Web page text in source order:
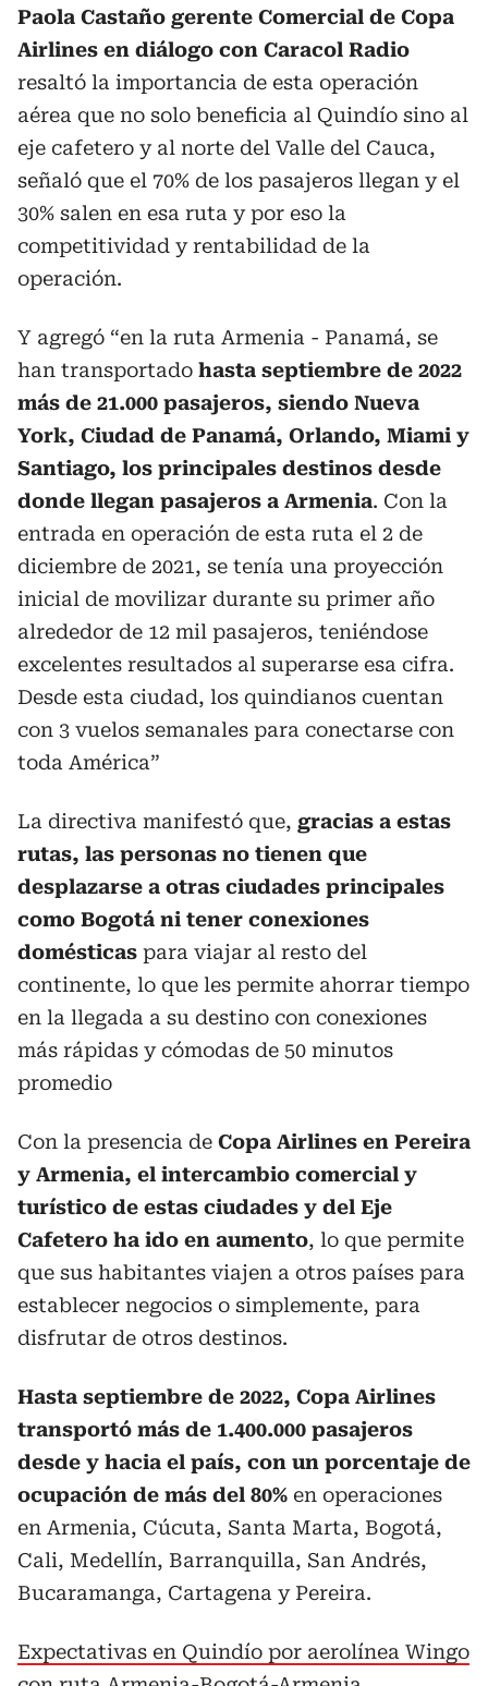
Paola Castaño gerente Comercial de Copa
Airlines en diálogo con Caracol Radio
resaltó la importancia de esta operación
aérea que no solo beneficia al Quindío sino al
eje cafetero y al norte del Valle del Cauca,
señaló que el 70% de los pasajeros llegan y el
30% salen en esa ruta y por eso la
competitividad y rentabilidad de la
operación.
Y agregó “en la ruta Armenia - Panamá, se
han transportado hasta septiembre de 2022
más de 21.000 pasajeros, siendo Nueva
York, Ciudad de Panamá, Orlando, Miami y
Santiago, los principales destinos desde
donde llegan pasajeros a Armenia. Con la
entrada en operación de esta ruta el 2 de
diciembre de 2021, se tenía una proyección
inicial de movilizar durante su primer año
alrededor de 12 mil pasajeros, teniéndose
excelentes resultados al superarse esa cifra.
Desde esta ciudad, los quindianos cuentan
con 3 vuelos semanales para conectarse con
toda América”
La directiva manifestó que, gracias a estas
rutas, las personas no tienen que
desplazarse a otras ciudades principales
como Bogotá ni tener conexiones
domésticas para viajar al resto del
continente, lo que les permite ahorrar tiempo
en la llegada a su destino con conexiones
más rápidas y cómodas de 50 minutos
promedio
Con la presencia de Copa Airlines en Pereira
y Armenia, el intercambio comercial y
turístico de estas ciudades y del Eje
Cafetero ha ido en aumento, lo que permite
que sus habitantes viajen a otros países para
establecer negocios o simplemente, para
disfrutar de otros destinos.
Hasta septiembre de 2022, Copa Airlines
transportó más de 1.400.000 pasajeros
desde y hacia el país, con un porcentaje de
ocupación de más del 80% en operaciones
en Armenia, Cúcuta, Santa Marta, Bogotá,
Cali, Medellín, Barranquilla, San Andrés,
Bucaramanga, Cartagena y Pereira.
Expectativas en Quindío por aerolínea Wingo